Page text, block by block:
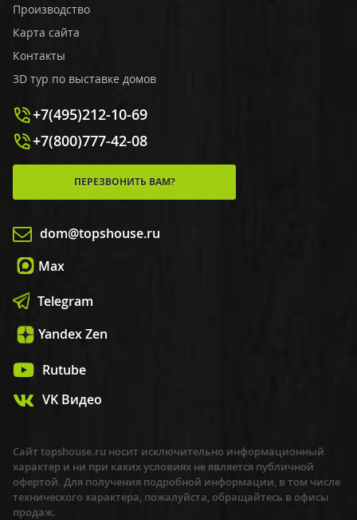
Производство
Карта сайта
Контакты
3D тур по выставке домов
+7(495)212-10-69
+7(800)777-42-08
ПЕРЕЗВОНИТЬ ВАМ?
dom@topshouse.ru
Max
Telegram
Yandex Zen
Rutube
VK Видео
Сайт topshouse.ru носит исключительно информационный
характер и ни при каких условиях не является публичной
офертой. Для получения подробной информации, в том числе
технического характера, пожалуйста, обращайтесь в офисы
продаж.